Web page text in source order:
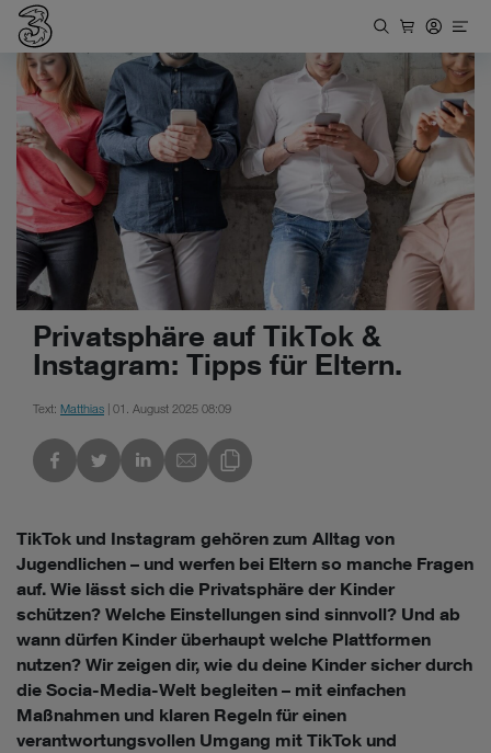
Privatsphäre auf TikTok &
Instagram: Tipps für Eltern.
Text: Matthias | 01. August 2025 08:09
Link des Blogs kopieren
TikTok und Instagram gehören zum Alltag von
Jugendlichen – und werfen bei Eltern so manche Fragen
auf. Wie lässt sich die Privatsphäre der Kinder
schützen? Welche Einstellungen sind sinnvoll? Und ab
wann dürfen Kinder überhaupt welche Plattformen
nutzen? Wir zeigen dir, wie du deine Kinder sicher durch
die Socia-Media-Welt begleiten – mit einfachen
Maßnahmen und klaren Regeln für einen
verantwortungsvollen Umgang mit TikTok und